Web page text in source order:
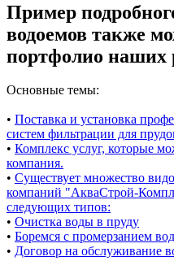
Пример
водоемов также
портфолио наших
Основные темы:
• Поставка и установка
систем фильтрации для
• Комплекс услуг, которые
компания.
• Существует множество
компаний "АкваСтрой-
следующих типов:
• Очистка воды в пруду
• Боремся с промерзанием
• Договор на обслуживание